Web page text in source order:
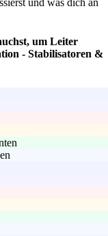
und was dich an
um Leiter
- Stabilisatoren &